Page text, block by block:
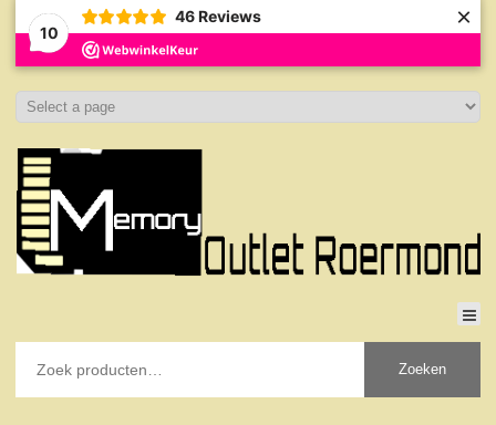
10
46 Reviews ×
Zoeken